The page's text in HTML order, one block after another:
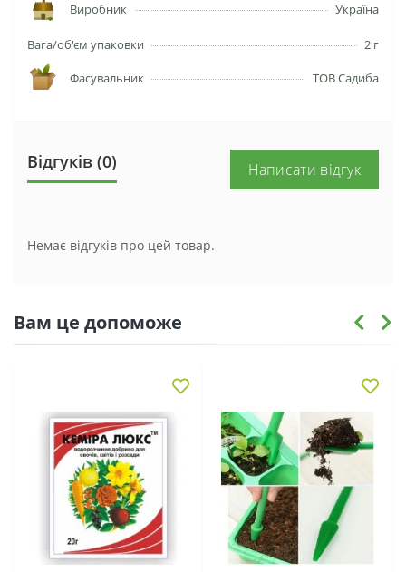
Виробник Україна
Вага/об'єм упаковки 2 г
Фасувальник ТОВ Садиба
Відгуків (0) Написати відгук
Немає відгуків про цей товар.
Вам це допоможе